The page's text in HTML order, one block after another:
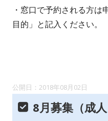
・窓口で予約される方は
目的」と記入ください。
2018年08月02日
8月募集（成